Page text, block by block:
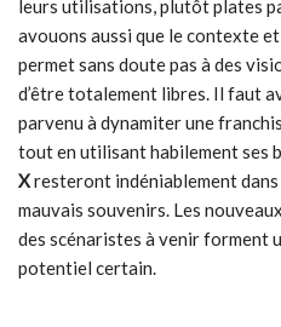
leurs utilisations, plutôt plates
avouons aussi que le contexte
permet sans doute pas à des
d’être totalement libres. Il faut
parvenu à dynamiter une
tout en utilisant habilement ses
Xresteront indéniablement dans
mauvais souvenirs. Les
des scénaristes à venir forment
potentiel certain.